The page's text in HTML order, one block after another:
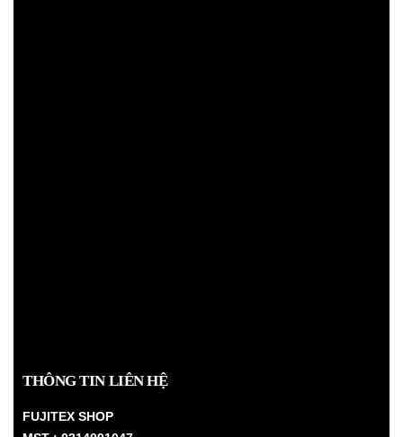
THÔNG TIN LIÊN HỆ
FUJITEX SHOP